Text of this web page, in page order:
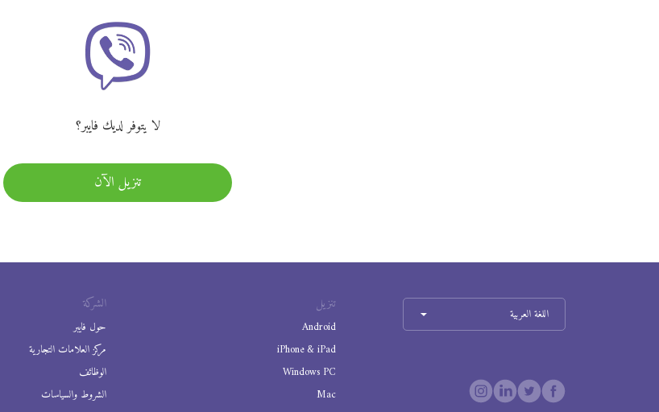
لا يتوفر لديك فايبر؟
تنزيل الآن
الشركة
حول فايبر
مركز العلامات التجارية
الوظائف
الشروط والسياسات
تنزيل
Android
iPhone & iPad
Windows PC
Mac
اللغة العربية